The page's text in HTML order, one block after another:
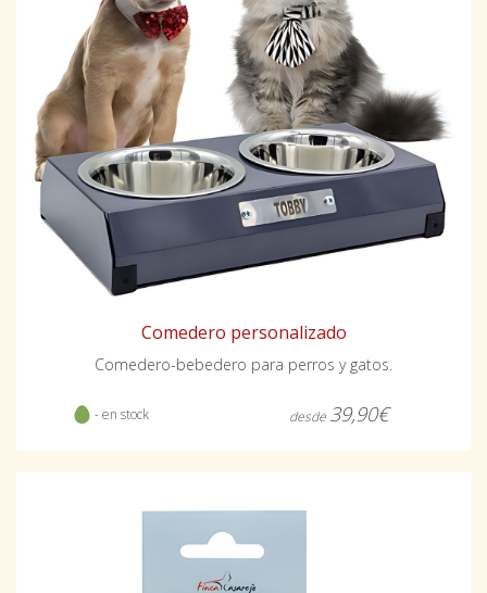
Comedero personalizado
Comedero-bebedero para perros y gatos.
- en stock desde 39,90€